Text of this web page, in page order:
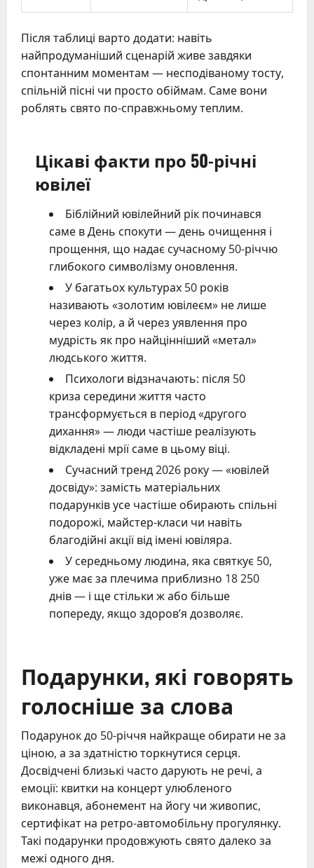
Після таблиці варто додати: навіть
найпродуманіший сценарій живе завдяки
спонтанним моментам — несподіваному тосту,
спільній пісні чи просто обіймам. Саме вони
роблять свято по-справжньому теплим.
Цікаві факти про 50-річні
ювілеї
Біблійний ювілейний рік починався
саме в День спокути — день очищення і
прощення, що надає сучасному 50-річчю
глибокого символізму оновлення.
У багатьох культурах 50 років
називають «золотим ювілеєм» не лише
через колір, а й через уявлення про
мудрість як про найцінніший «метал»
людського життя.
Психологи відзначають: після 50
криза середини життя часто
трансформується в період «другого
дихання» — люди частіше реалізують
відкладені мрії саме в цьому віці.
Сучасний тренд 2026 року — «ювілей
досвіду»: замість матеріальних
подарунків усе частіше обирають спільні
подорожі, майстер-класи чи навіть
благодійні акції від імені ювіляра.
У середньому людина, яка святкує 50,
уже має за плечима приблизно 18 250
днів — і ще стільки ж або більше
попереду, якщо здоров’я дозволяє.
Подарунки, які говорять
голосніше за слова
Подарунок до 50-річчя найкраще обирати не за
ціною, а за здатністю торкнутися серця.
Досвідчені близькі часто дарують не речі, а
емоції: квитки на концерт улюбленого
виконавця, абонемент на йогу чи живопис,
сертифікат на ретро-автомобільну прогулянку.
Такі подарунки продовжують свято далеко за
межі одного дня.